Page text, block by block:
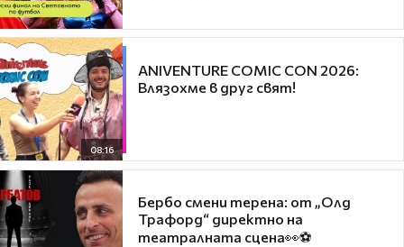
08:16
ANIVENTURE COMIC CON 2026:
Влязохме в друг свят!
Бербо смени терена: от „Олд
Трафорд“ директно на
театралната сцена👀⚽